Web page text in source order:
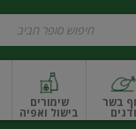
בשר
ודגים
שימורים
בישול ואפיה